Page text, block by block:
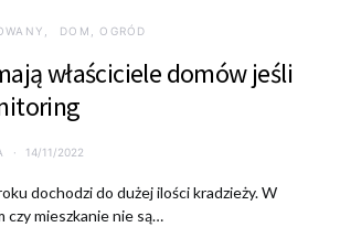
DOM, OGRÓD
właściciele domów jeśli
14/11/2022
dochodzi do dużej ilości kradzieży. W
czy mieszkanie nie są…